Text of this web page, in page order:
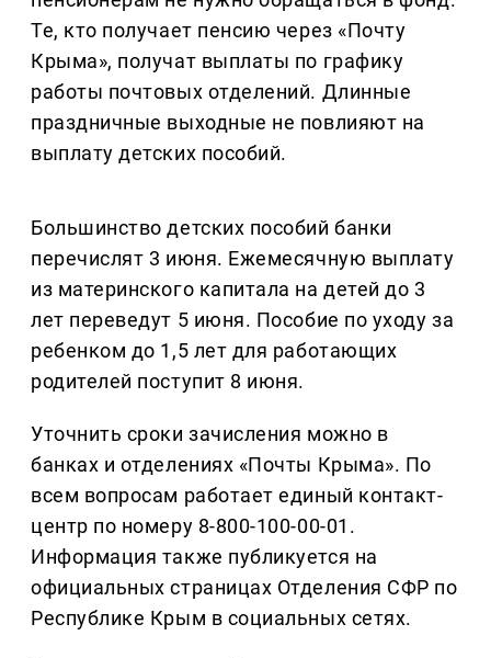
Те, кто получает пенсию через «Почту
Крыма», получат выплаты по графику
работы почтовых отделений. Длинные
праздничные выходные не повлияют на
выплату детских пособий.
Большинство детских пособий банки
перечислят 3 июня. Ежемесячную выплату
из материнского капитала на детей до 3
лет переведут 5 июня. Пособие по уходу за
ребенком до 1,5 лет для работающих
родителей поступит 8 июня.
Уточнить сроки зачисления можно в
банках и отделениях «Почты Крыма». По
всем вопросам работает единый контакт-
центр по номеру 8-800-100-00-01.
Информация также публикуется на
официальных страницах Отделения СФР по
Республике Крым в социальных сетях.